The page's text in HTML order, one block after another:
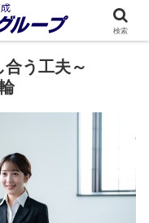
う工夫～
検索